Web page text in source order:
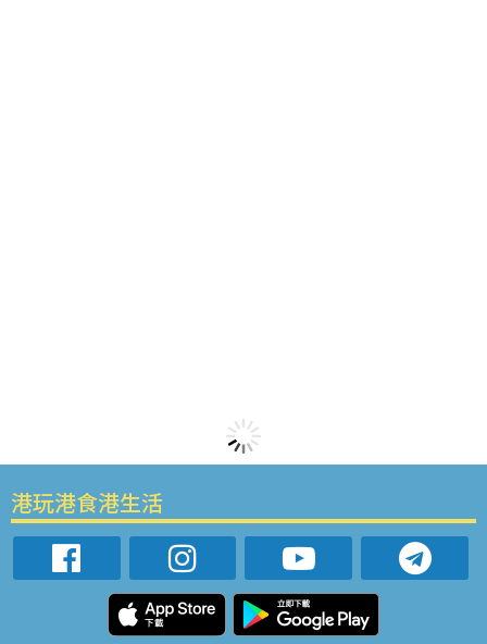
港玩港食港生活